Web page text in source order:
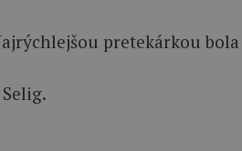
pretekárkou